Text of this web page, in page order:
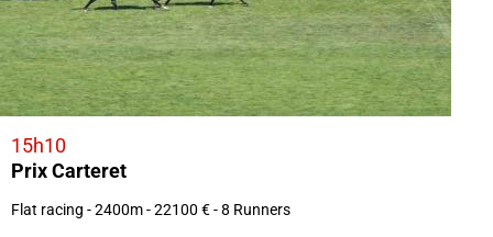
15h10
Prix Carteret
Flat racing - 2400m - 22100 € - 8 Runners